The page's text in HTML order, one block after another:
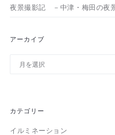
夜景撮影記 －中津・梅田の
アーカイブ
カテゴリー
イルミネーション